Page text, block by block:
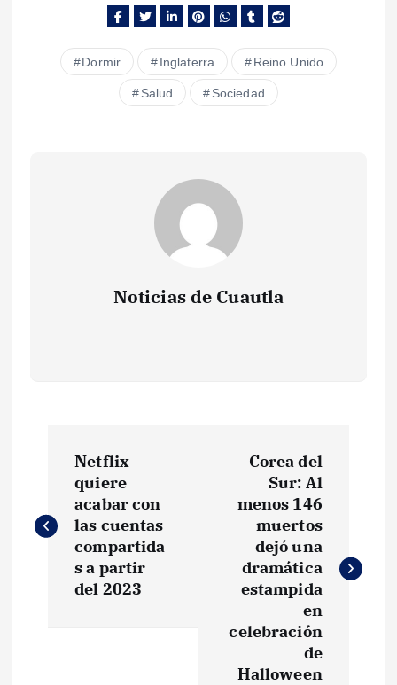
Dormir Inglaterra Reino Unido
Salud Sociedad
Noticias de Cuautla
v
Netflix
quiere
acabar con
las cuentas
compartida
s a partir
del 2023
Corea del
Sur: Al
menos 146
muertos
dejó una
dramática
estampida
en
celebración
de
Halloween